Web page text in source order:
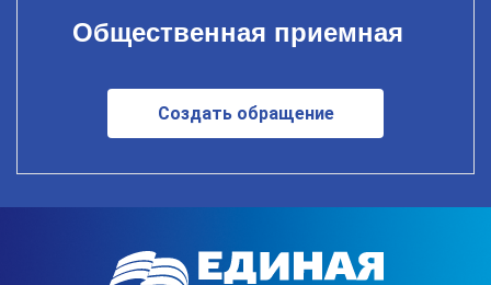
Общественная приемная
Создать обращение